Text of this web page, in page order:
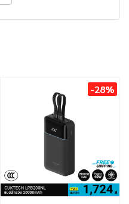
-28%